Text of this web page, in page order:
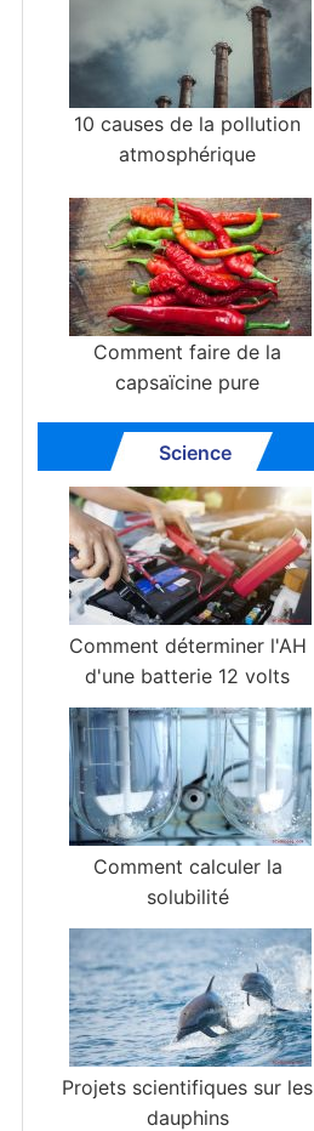
10 causes de la pollution
atmosphérique
Comment faire de la
capsaïcine pure
Science
Comment déterminer l'AH
d'une batterie 12 volts
Comment calculer la
solubilité
Projets scientifiques sur les
dauphins